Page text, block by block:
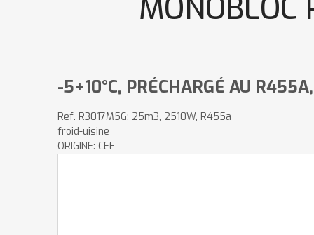
-5+10°C, PRÉCHARGÉ AU
Ref. R3017M5G: 25m3, 2510W, R455a
froid-uisine
ORIGINE: CEE